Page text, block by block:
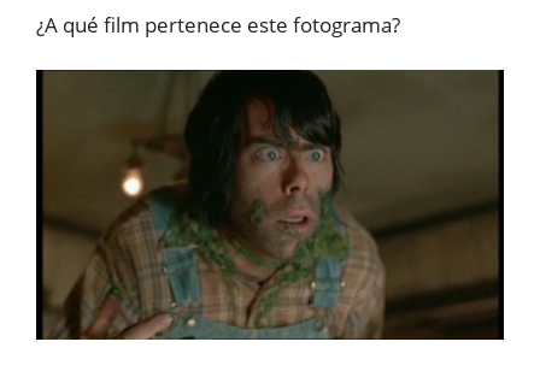
¿A qué film pertenece este fotograma?